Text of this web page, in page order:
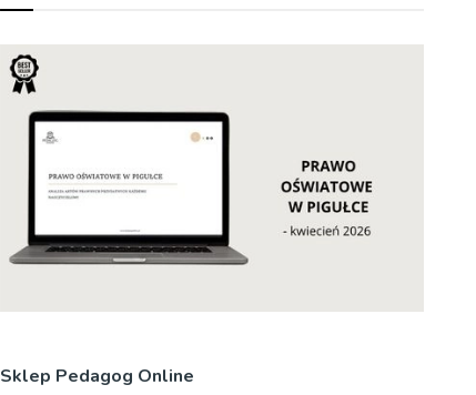
Sklep Pedagog Online